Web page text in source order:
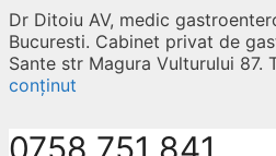
Dr Ditoiu AV, medic
Bucuresti. Cabinet privat de
Sante str Magura Vulturului 87.
conținut